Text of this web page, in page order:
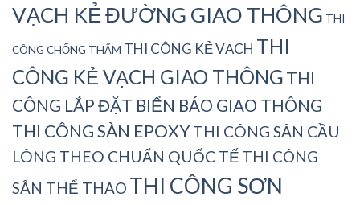
VẠCH KẺ ĐƯỜNG GIAO THÔNG THI
CÔNG CHỐNG THẤM THI CÔNG KẺ VẠCH THI
CÔNG KẺ VẠCH GIAO THÔNG THI
CÔNG LẮP ĐẶT BIỂN BÁO GIAO THÔNG
THI CÔNG SÀN EPOXYTHI CÔNG SÂN CẦU
LÔNG THEO CHUẨN QUỐC TẾ THI CÔNG
SÂN THỂ THAO THI CÔNG SƠN